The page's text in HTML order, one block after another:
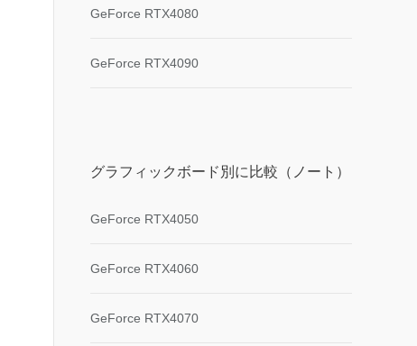
GeForce RTX4080
GeForce RTX4090
グラフィックボード別に比較（ノート）
GeForce RTX4050
GeForce RTX4060
GeForce RTX4070